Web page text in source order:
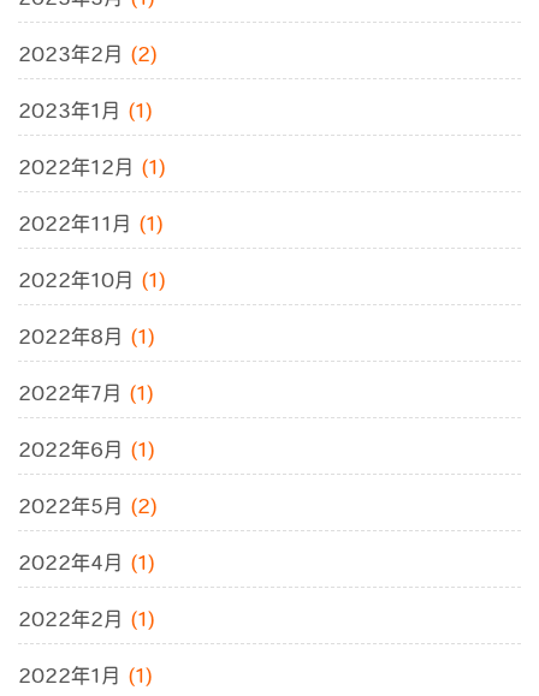
2023年2月 (2)
2023年1月 (1)
2022年12月 (1)
2022年11月 (1)
2022年10月 (1)
2022年8月 (1)
2022年7月 (1)
2022年6月 (1)
2022年5月 (2)
2022年4月 (1)
2022年2月 (1)
2022年1月 (1)